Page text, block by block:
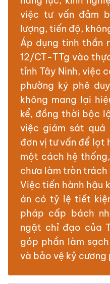
việc tư vấn đảm
lượng, tiến độ,
Áp dụng tinh thần
12/CT-TTg vào
tỉnh Tây Ninh, việc
phường ký phê
không mang lại
kể, đồng thời bộc
việc giám sát quá
đơn vị tư vấn để lọt
một cách hệ
chưa làm tròn
Việc tiến hành hậu
án có tỷ lệ tiết
pháp cấp bách
ngặt chỉ đạo của
góp phần làm
và bảo vệ kỷ cương